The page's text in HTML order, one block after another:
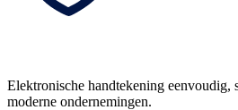
Elektronische handtekening eenvoudig,
moderne ondernemingen.